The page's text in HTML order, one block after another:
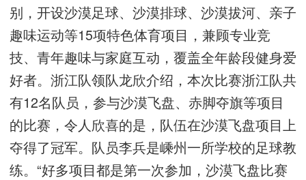
别，开设沙漠足球、沙漠排球、沙漠拔河、亲子
趣味运动等15项特色体育项目，兼顾专业竞
技、青年趣味与家庭互动，覆盖全年龄段健身爱
好者。浙江队领队龙欣介绍，本次比赛浙江队共
有12名队员，参与沙漠飞盘、赤脚夺旗等项目
的比赛，令人欣喜的是，队伍在沙漠飞盘项目上
夺得了冠军。队员李兵是嵊州一所学校的足球教
练。“好多项目都是第一次参加，沙漠飞盘比赛